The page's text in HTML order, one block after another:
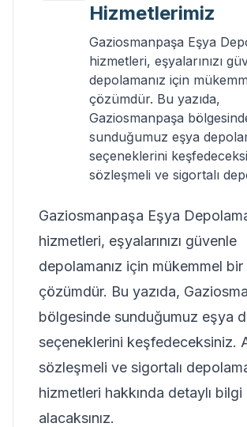
Hizmetlerimiz
Gaziosmanpaşa Eşya
hizmetleri, eşyalarınızı
depolamanız için
çözümdür. Bu yazıda,
Gaziosmanpaşa
sunduğumuz eşya
seçeneklerini
sözleşmeli ve sigortalı
Gaziosmanpaşa Eşya
hizmetleri, eşyalarınızı güvenle
depolamanız için mükemmel bir
çözümdür. Bu yazıda,
bölgesinde sunduğumuz eşya
seçeneklerini keşfedeceksiniz.
sözleşmeli ve sigortalı
hizmetleri hakkında detaylı bilgi
alacaksınız.